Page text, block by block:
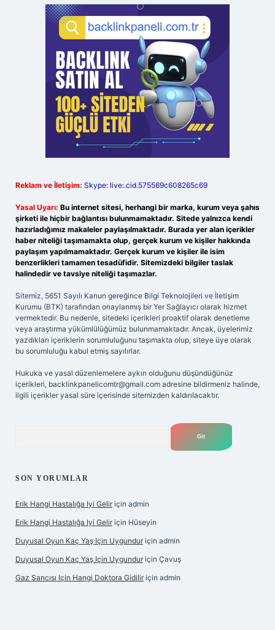
Reklam ve İletişim: Skype: live:.cid.575569c608265c69
Yasal Uyarı: Bu internet sitesi, herhangi bir marka, kurum veya şahıs
şirketi ile hiçbir bağlantısı bulunmamaktadır. Sitede yalnızca kendi
hazırladığımız makaleler paylaşılmaktadır. Burada yer alan içerikler
haber niteliği taşımamakta olup, gerçek kurum ve kişiler hakkında
paylaşım yapılmamaktadır. Gerçek kurum ve kişiler ile isim
benzerlikleri tamamen tesadüfidir. Sitemizdeki bilgiler taslak
halindedir ve tavsiye niteliği taşımazlar.
Sitemiz, 5651 Sayılı Kanun gereğince Bilgi Teknolojileri ve İletişim
Kurumu (BTK) tarafından onaylanmış bir Yer Sağlayıcı olarak hizmet
vermektedir. Bu nedenle, sitedeki içerikleri proaktif olarak denetleme
veya araştırma yükümlülüğümüz bulunmamaktadır. Ancak, üyelerimiz
yazdıkları içeriklerin sorumluluğunu taşımakta olup, siteye üye olarak
bu sorumluluğu kabul etmiş sayılırlar.
Hukuka ve yasal düzenlemelere aykırı olduğunu düşündüğünüz
içerikleri, backlinkpanelicomtr@gmail.com adresine bildirmeniz halinde,
ilgili içerikler yasal süre içerisinde sitemizden kaldırılacaktır.
SON YORUMLAR
Erik Hangi Hastalığa Iyi Gelir için admin
Erik Hangi Hastalığa Iyi Gelir için Hüseyin
Duyusal Oyun Kaç Yaş Için Uygundur için admin
Duyusal Oyun Kaç Yaş Için Uygundur için Çavuş
Gaz Sancısı Için Hangi Doktora Gidilir için admin